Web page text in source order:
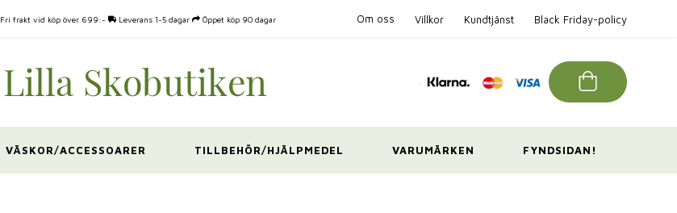
Fri frakt vid köp över 699:- Leverans 1-5 dagar Öppet köp 90 dagar Om oss Villkor Kundtjänst Black Friday-policy
VÄSKOR/ACCESSOARER TILLBEHÖR/HJÄLPMEDEL VARUMÄRKEN FYNDSIDAN!